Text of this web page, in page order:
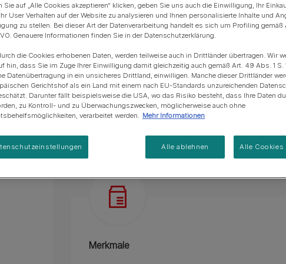
Anschaffung einer Katze
Alle
Alle
Blue Horizons & PURINA -
Regeneration von
Meereslebensräumem
GOURMET Gold Feine Komposition -
Eine köstliche Kombination zweier Kreationen
Alleinfuttermittel für ausgewachsene Katzen.
Mehr
Merkmale
Sie auf „Alle Cookies akzeptieren“ klicken, geben Sie uns auch die Einwilligung, Ihr
User Verhalten auf der Website zu analysieren und Ihnen personalisierte Inhalte und
zu stellen. Bei dieser Art der Datenverarbeitung handelt es sich um Profiling gemäß
Genauere Informationen finden Sie in der Datenschutzerklärung.
die Cookies erhobenen Daten, werden teilweise auch in Drittländer übertragen. Wir
hin, dass Sie im Zuge Ihrer Einwilligung damit gleichzeitig auch gemäß Art. 49 Abs. 1 S.
Datenübertragung in ein unsicheres Drittland, einwilligen. Manche dieser Drittländer
Gerichtshof als ein Land mit einem nach EU-Standards unzureichenden
Darunter fällt beispielsweise die USA, wo das Risiko besteht, dass Ihre Daten
zu Kontroll- und zu Überwachungszwecken, möglicherweise auch ohne
verarbeitet werden. Mehr Informationen
Alle ablehnen Alle Cookies